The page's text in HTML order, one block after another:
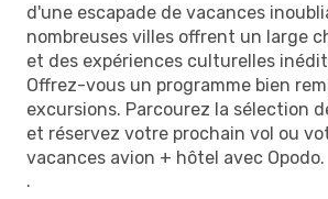
d'une escapade de vacances
nombreuses villes offrent un large
et des expériences culturelles
Offrez-vous un programme bien
excursions. Parcourez la sélection
et réservez votre prochain vol ou
vacances avion + hôtel avec Opodo.
.